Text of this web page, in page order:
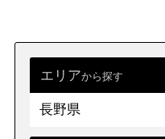
エリアから探す
長野県
兵庫県
中国
カフェ・喫茶（その他）
焼肉・ホルモン